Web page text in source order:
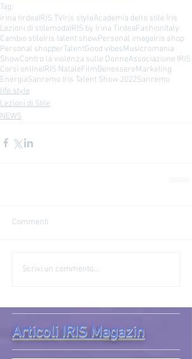
Tag:
irina tirdeaIRIS TVIris styleAcademia dello stile Iris
Lezioni di stilemodaIRIS by Irina TirdeaFashionItaly
Cambio stileIris talent showPersonal imageIris shop
Personal shopperTalentGood vibesMusicromania
ShowContro la violenza sulle DonneAssociazione IRIS
Corsi onlineIRIS NataleFilmBenessereMarketing
EnergiaSanremo Iris Talent Show 2022Sanremo
life style
Lezioni di Stile
NEWS
Commenti
Scrivi un commento...
Articoli IRIS Magazin